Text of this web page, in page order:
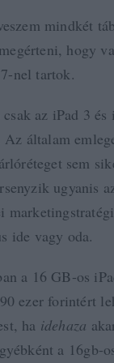
mindkét
hogy
nel tartok.
az iPad 3 és
általam
sem
ugyanis
ide vagy oda.
a 16 GB-os
ezer forintért
ha idehaza
a 16gb-